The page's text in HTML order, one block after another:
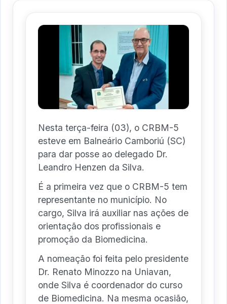
Nesta terça-feira (03), o CRBM-5
esteve em Balneário Camboriú (SC)
para dar posse ao delegado Dr.
Leandro Henzen da Silva.
É a primeira vez que o CRBM-5 tem
representante no município. No
cargo, Silva irá auxiliar nas ações de
orientação dos profissionais e
promoção da Biomedicina.
A nomeação foi feita pelo presidente
Dr. Renato Minozzo na Uniavan,
onde Silva é coordenador do curso
de Biomedicina. Na mesma ocasião,